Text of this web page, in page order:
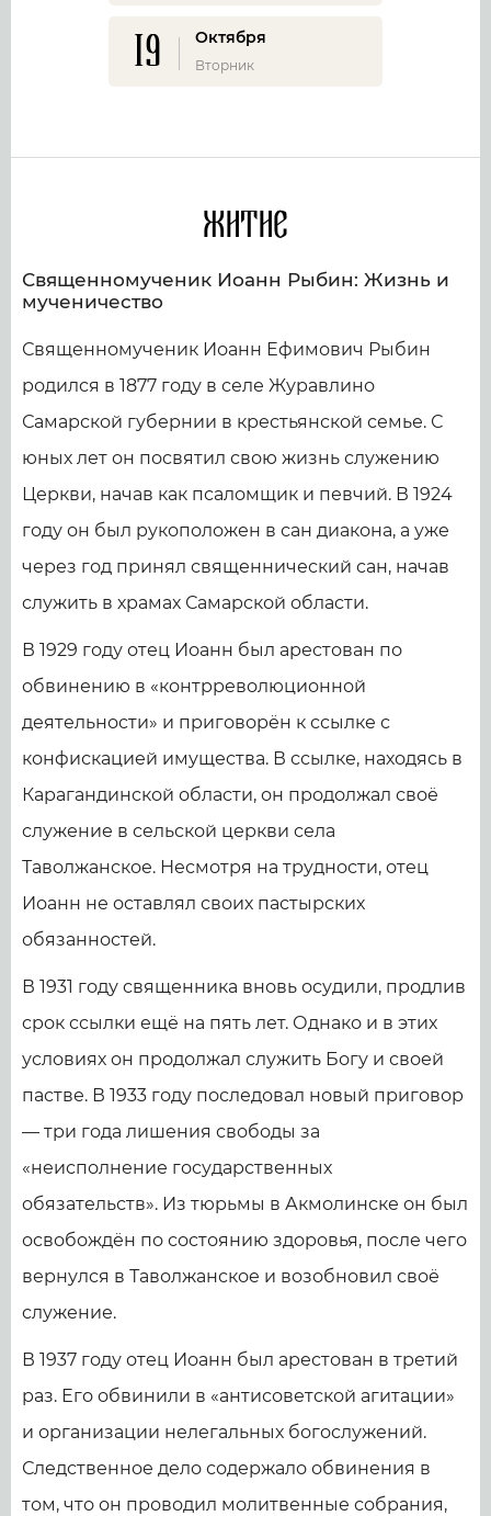
19 Октября
Вторник
Житие
Священномученик Иоанн Рыбин: Жизнь и
мученичество
Священномученик Иоанн Ефимович Рыбин
родился в 1877 году в селе Журавлино
Самарской губернии в крестьянской семье. С
юных лет он посвятил свою жизнь служению
Церкви, начав как псаломщик и певчий. В 1924
году он был рукоположен в сан диакона, а уже
через год принял священнический сан, начав
служить в храмах Самарской области.
В 1929 году отец Иоанн был арестован по
обвинению в «контрреволюционной
деятельности» и приговорён к ссылке с
конфискацией имущества. В ссылке, находясь в
Карагандинской области, он продолжал своё
служение в сельской церкви села
Таволжанское. Несмотря на трудности, отец
Иоанн не оставлял своих пастырских
обязанностей.
В 1931 году священника вновь осудили, продлив
срок ссылки ещё на пять лет. Однако и в этих
условиях он продолжал служить Богу и своей
пастве. В 1933 году последовал новый приговор
— три года лишения свободы за
«неисполнение государственных
обязательств». Из тюрьмы в Акмолинске он был
освобождён по состоянию здоровья, после чего
вернулся в Таволжанское и возобновил своё
служение.
В 1937 году отец Иоанн был арестован в третий
раз. Его обвинили в «антисоветской агитации»
и организации нелегальных богослужений.
Следственное дело содержало обвинения в
том, что он проводил молитвенные собрания,